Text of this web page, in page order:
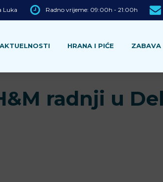
Luka Radno vrijeme: 09:00h - 21:00h
AKTUELNOSTI HRANA I PIĆE ZABAVA
radnji u